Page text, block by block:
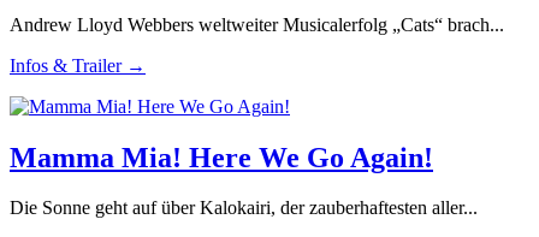
Andrew Lloyd Webbers weltweiter Musicalerfolg „Cats“ brach...
Infos & Trailer →
Mamma Mia! Here We Go Again!
Die Sonne geht auf über Kalokairi, der zauberhaftesten aller...